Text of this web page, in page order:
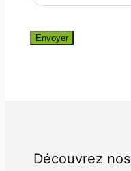
Envoyer
Découvrez